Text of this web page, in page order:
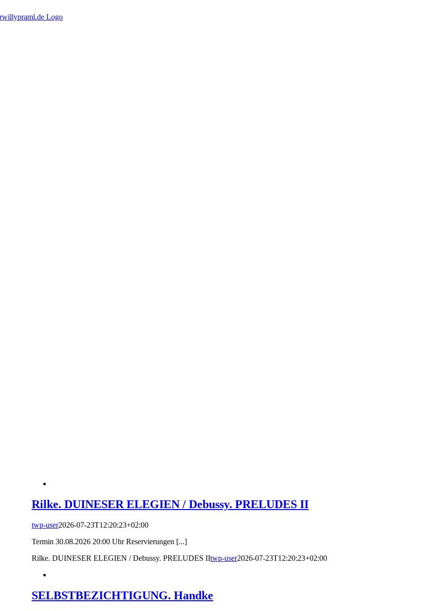
Rilke. DUINESER ELEGIEN / Debussy. PRELUDES II
twp-user2026-07-23T12:20:23+02:00
Termin 30.08.2026 20:00 Uhr Reservierungen [...]
Rilke. DUINESER ELEGIEN / Debussy. PRELUDES IItwp-user2026-07-23T12:20:23+02:00
SELBSTBEZICHTIGUNG. Handke